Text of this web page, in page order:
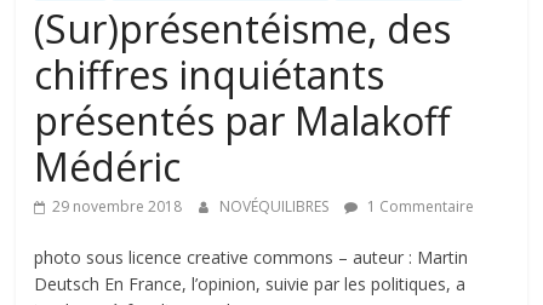
(Sur)présentéisme, des
chiffres inquiétants
présentés par Malakoff
Médéric
29 novembre 2018 NOVÉQUILIBRES 1 Commentaire
photo sous licence creative commons – auteur : Martin
Deutsch En France, l’opinion, suivie par les politiques, a